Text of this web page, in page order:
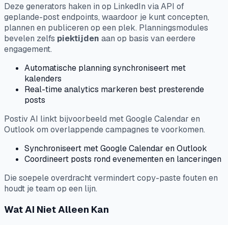
Deze generators haken in op LinkedIn via API of
geplande-post endpoints, waardoor je kunt concepten,
plannen en publiceren op een plek. Planningsmodules
bevelen zelfs piektijden aan op basis van eerdere
engagement.
Automatische planning synchroniseert met
kalenders
Real-time analytics markeren best presterende
posts
Postiv AI linkt bijvoorbeeld met Google Calendar en
Outlook om overlappende campagnes te voorkomen.
Synchroniseert met Google Calendar en Outlook
Coordineert posts rond evenementen en lanceringen
Die soepele overdracht vermindert copy-paste fouten en
houdt je team op een lijn.
Wat AI Niet Alleen Kan